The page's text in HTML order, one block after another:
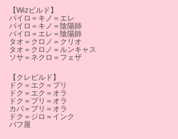
【Wizビルド】
パイロ＝キノ＝エレ
パイロ＝キノ＝陰陽師
パイロ＝エレ＝陰陽師
タオ＝クロノ＝クリオ
タオ＝クロノ＝ルンキャス
ソサ＝ネクロ＝フェザ
【クレビルド】
ドク＝エク＝プリ
ドク＝エク＝オラ
ドク＝プリ＝オラ
カバ＝プリ＝オラ
ドク＝ジロ＝インク
バフ屋